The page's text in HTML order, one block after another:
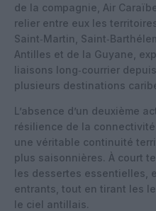
de la compagnie, Air
relier entre eux les
Saint‑Martin,
Antilles et de la Guyane,
liaisons long‑courrier
plusieurs destinations
L’absence d’un deuxième
résilience de la
une véritable continuité
plus saisonnières. À court
les dessertes essentielles,
entrants, tout en tirant les
le ciel antillais.